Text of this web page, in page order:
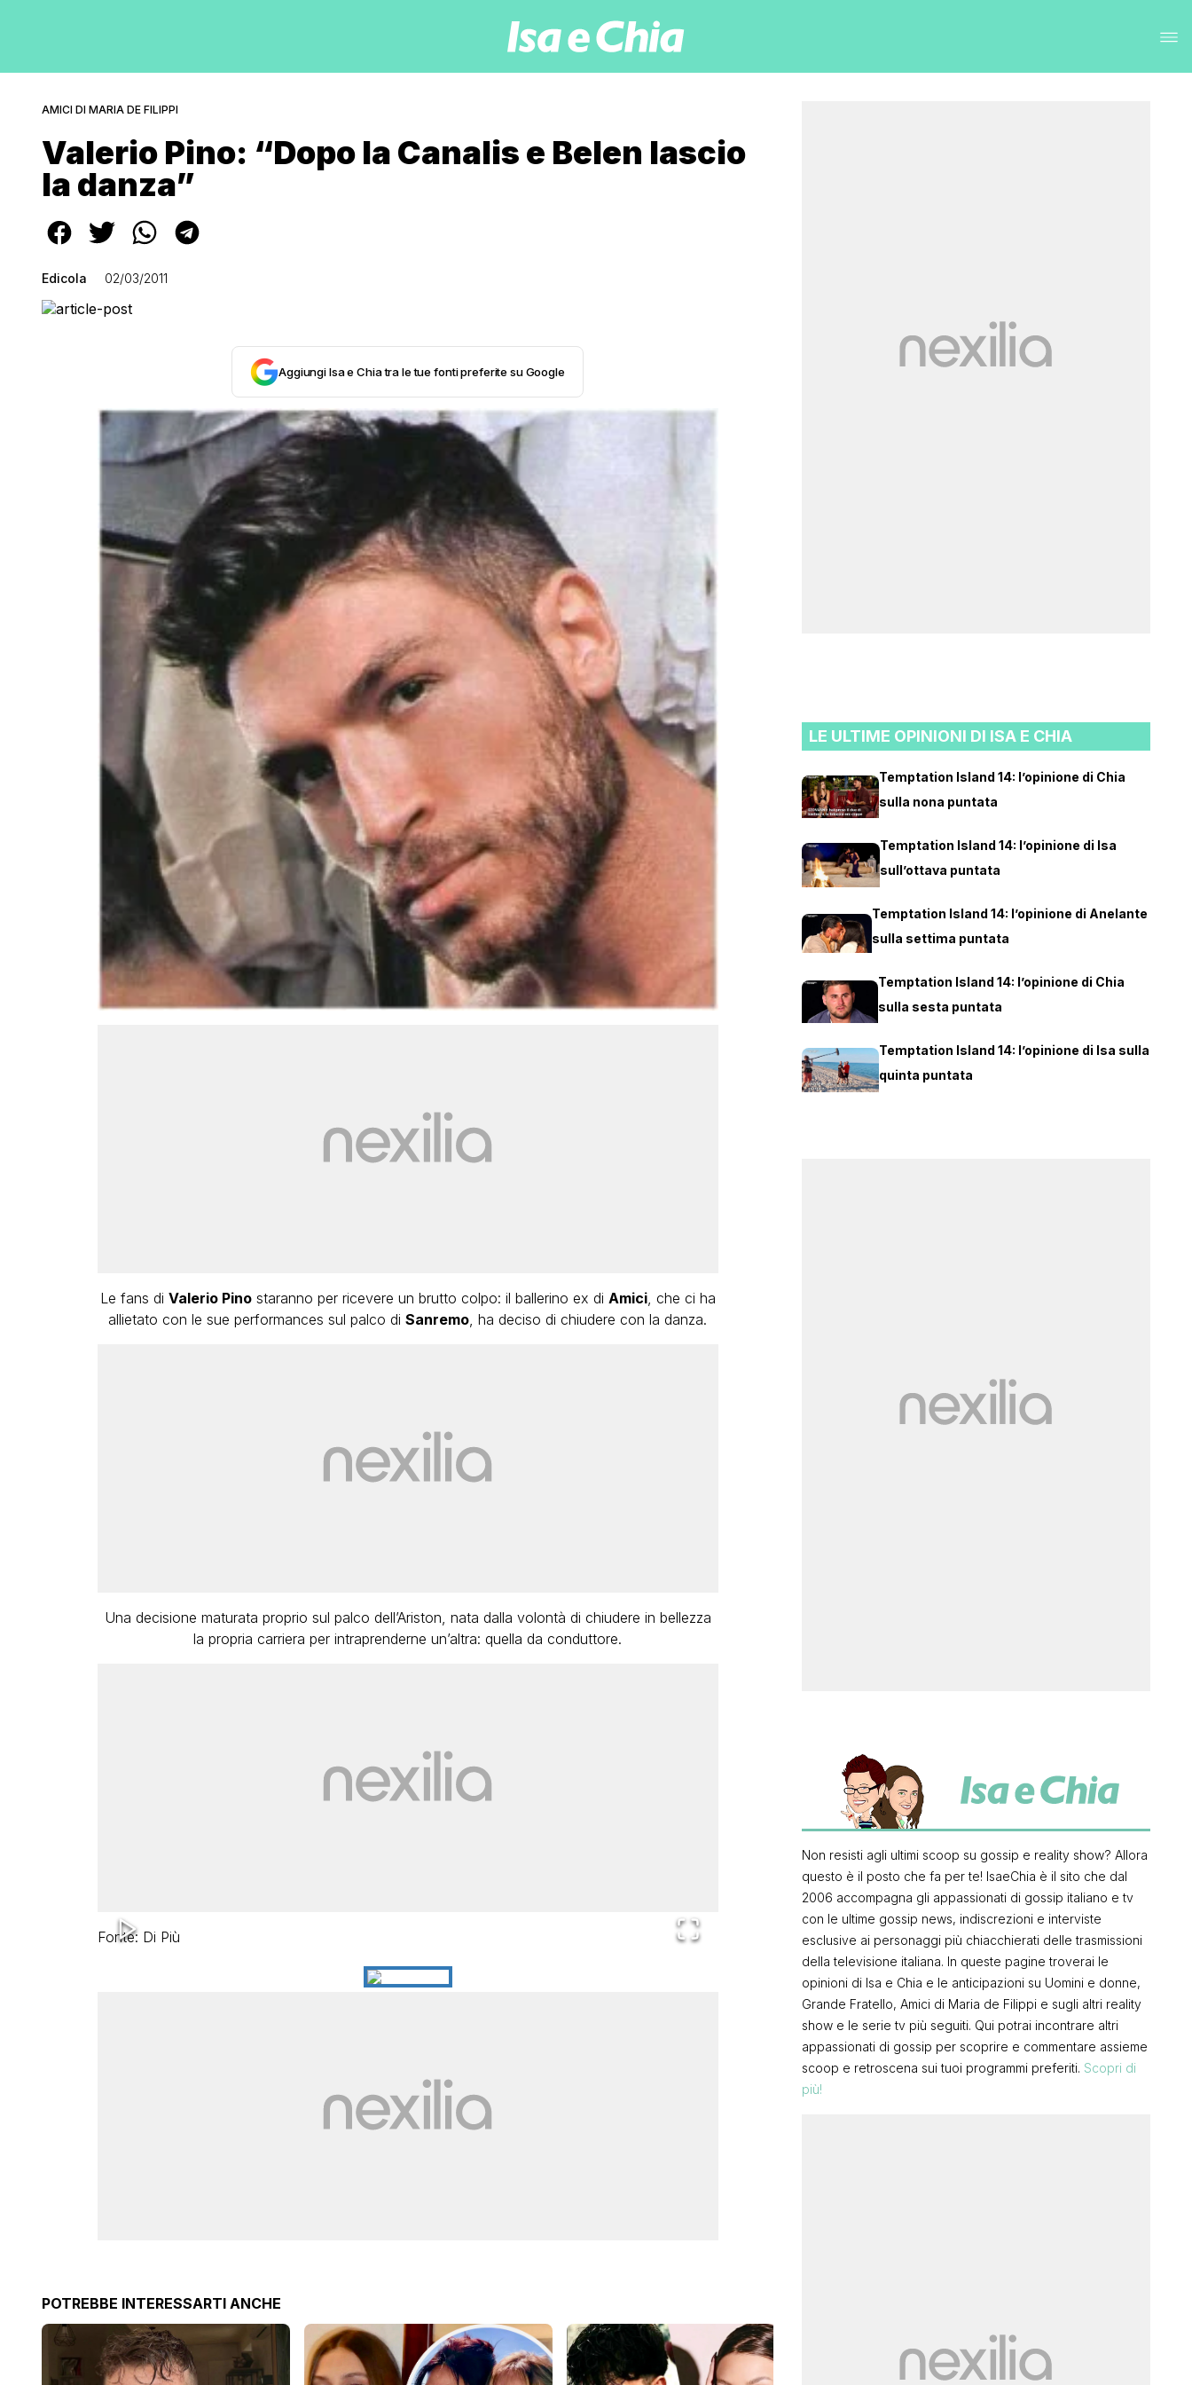
AMICI DI MARIA DE FILIPPI
Valerio Pino: “Dopo la Canalis e Belen lascio
la danza”
Edicola 02/03/2011
Aggiungi Isa e Chia tra le tue fonti preferite su Google
Le fans di Valerio Pinostaranno per ricevere un brutto colpo: il ballerino ex di Amici, che ci ha
allietato con le sue performances sul palco di Sanremo, ha deciso di chiudere con la danza.
Una decisione maturata proprio sul palco dell’Ariston, nata dalla volontà di chiudere in bellezza
la propria carriera per intraprenderne un’altra: quella da conduttore.
Fonte: Di Più
POTREBBE INTERESSARTI ANCHE
LE ULTIME OPINIONI DI ISA E CHIA
Temptation Island 14: l’opinione di Chia
sulla nona puntata
Temptation Island 14: l’opinione di Isa
sull’ottava puntata
Temptation Island 14: l’opinione di Anelante
sulla settima puntata
Temptation Island 14: l’opinione di Chia
sulla sesta puntata
Temptation Island 14: l’opinione di Isa sulla
quinta puntata
Non resisti agli ultimi scoop su gossip e reality show? Allora
questo è il posto che fa per te! IsaeChia è il sito che dal
2006 accompagna gli appassionati di gossip italiano e tv
con le ultime gossip news, indiscrezioni e interviste
esclusive ai personaggi più chiacchierati delle trasmissioni
della televisione italiana. In queste pagine troverai le
opinioni di Isa e Chia e le anticipazioni su Uomini e donne,
Grande Fratello, Amici di Maria de Filippi e sugli altri reality
show e le serie tv più seguiti. Qui potrai incontrare altri
appassionati di gossip per scoprire e commentare assieme
scoop e retroscena sui tuoi programmi preferiti. Scopri di
più!